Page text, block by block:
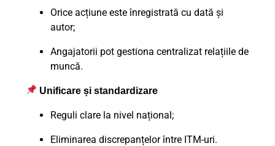
Orice acțiune este înregistrată cu dată și
autor;
Angajatorii pot gestiona centralizat relațiile de
muncă.
Unificare și standardizare
Reguli clare la nivel național;
Eliminarea discrepanțelor între ITM-uri.